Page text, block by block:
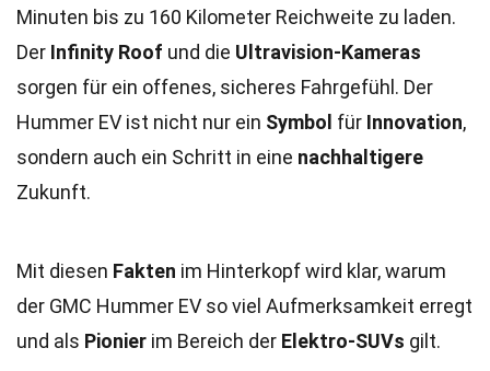
Minuten bis zu 160 Kilometer Reichweite zu laden.
Der Infinity Roof und die Ultravision-Kameras
sorgen für ein offenes, sicheres Fahrgefühl. Der
Hummer EV ist nicht nur ein Symbol für Innovation,
sondern auch ein Schritt in eine nachhaltigere
Zukunft.
Mit diesen Fakten im Hinterkopf wird klar, warum
der GMC Hummer EV so viel Aufmerksamkeit erregt
und als Pionier im Bereich der Elektro-SUVs gilt.